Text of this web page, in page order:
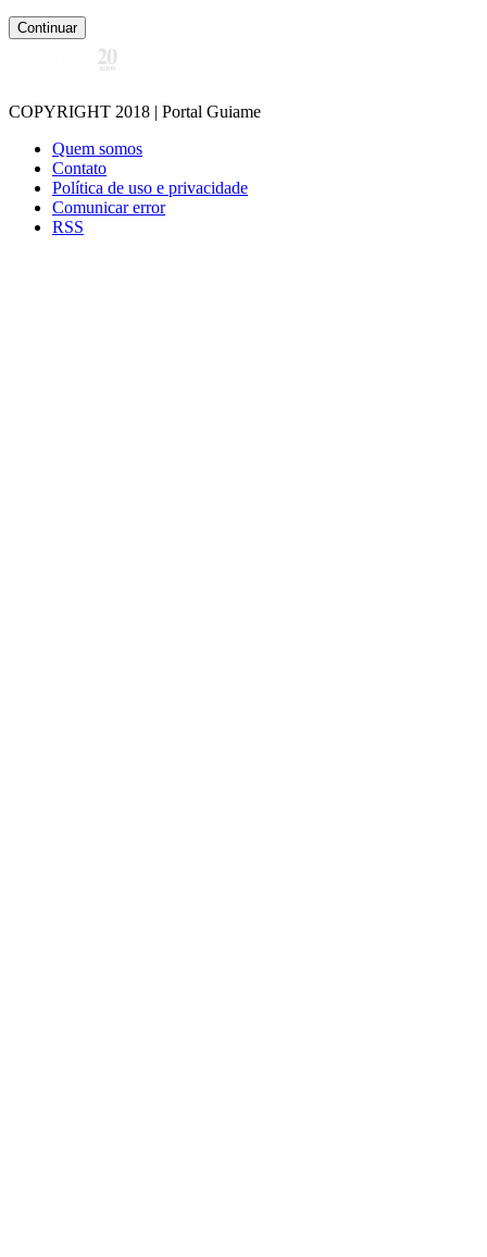
Continuar
COPYRIGHT 2018 | Portal Guiame
Quem somos
Contato
Política de uso e privacidade
Comunicar error
RSS